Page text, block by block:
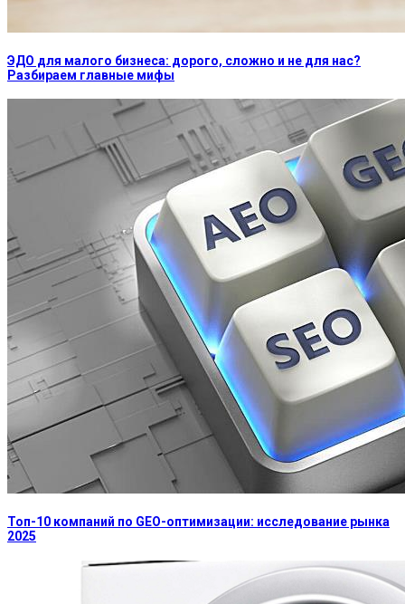
ЭДО для малого бизнеса: дорого, сложно и не для нас?
Разбираем главные мифы
Топ-10 компаний по GEO-оптимизации: исследование рынка
2025